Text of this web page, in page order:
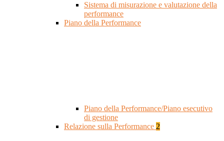
Sistema di misurazione e valutazione della
performance
Piano della Performance
Piano della Performance/Piano esecutivo
di gestione
Relazione sulla Performance 2